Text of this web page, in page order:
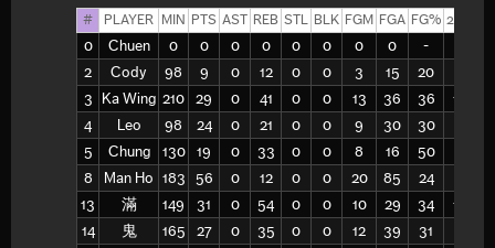
# PLAYER MIN PTS AST REB STL BLK FGM FGA FG% 2PM
0 Chuen 0 0 0 0 0 0 0 0 -
2
Cody 98 9 0 12 0 0 3 15 20
3
Ka Wing 210 29 0 41 0 0 13 36 36 13
4
Leo 98 24 0 21 0 0 9 30 30
5
Chung 130 19 0 33 0 0 8 16 50
8
Man Ho 183 56 0 12 0 0 20 85 24
13
滿 149 31 0 54 0 0 10 29 34 10
14
鬼 165 27 0 35 0 0 12 39 31